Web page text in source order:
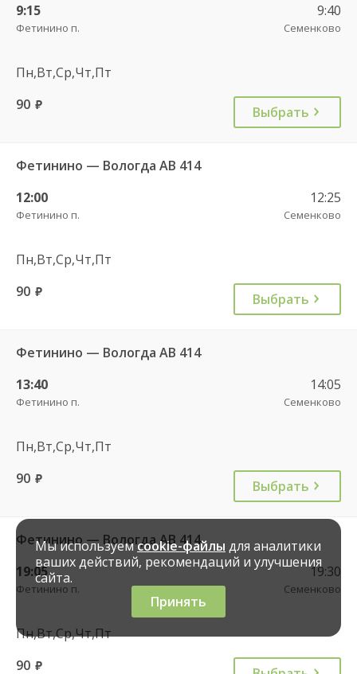
9:15
Фетинино п.
9:40
Семенково
Пн,Вт,Ср,Чт,Пт
90 руб. Выбрать
Фетинино — Вологда АВ 414
12:00
Фетинино п.
12:25
Семенково
Пн,Вт,Ср,Чт,Пт
90 руб. Выбрать
Фетинино — Вологда АВ 414
13:40
Фетинино п.
14:05
Семенково
Пн,Вт,Ср,Чт,Пт
90 руб. Выбрать
Фетинино — Вологда АВ 414
19:05
Фетинино п.
19:30
Семенково
Пн,Вт,Ср,Чт,Пт
90 руб.
Мы используемcookie-файлы для аналитики
ваших действий, рекомендаций и улучшения
сайта.
Принять